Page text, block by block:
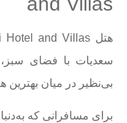
سعدیات با فضای سبز،
بی‌نظیر در میان بهترین
برای مسافرانی که